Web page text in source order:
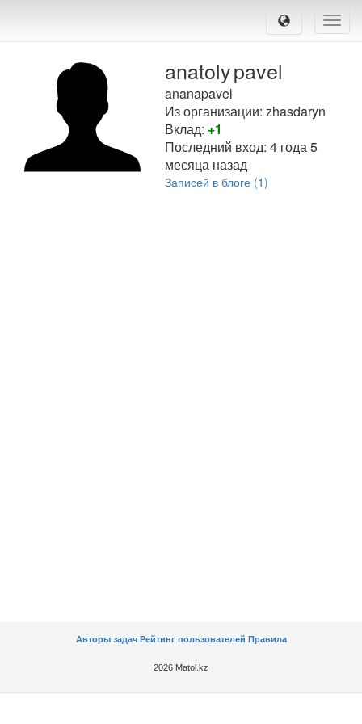
Toggle
anatolypavel
ananapavel
Из организации: zhasdaryn
Вклад: +1
Последний вход:4 года 5
месяца назад
Записей в блоге (1)
Авторы задач Рейтинг пользователей Правила
2026 Matol.kz